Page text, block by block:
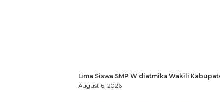
Lima Siswa SMP Widiatmika Wakili
August 6, 2026